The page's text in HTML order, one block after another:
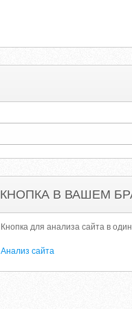
КНОПКА В ВАШЕМ
Кнопка для анализа сайта в
Анализ сайта